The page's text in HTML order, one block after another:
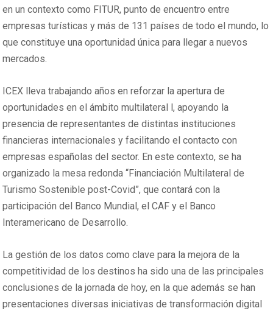
en un contexto como FITUR, punto de encuentro entre
empresas turísticas y más de 131 países de todo el mundo, lo
que constituye una oportunidad única para llegar a nuevos
mercados.
ICEX lleva trabajando años en reforzar la apertura de
oportunidades en el ámbito multilateral l, apoyando la
presencia de representantes de distintas instituciones
financieras internacionales y facilitando el contacto con
empresas españolas del sector. En este contexto, se ha
organizado la mesa redonda “Financiación Multilateral de
Turismo Sostenible post-Covid”, que contará con la
participación del Banco Mundial, el CAF y el Banco
Interamericano de Desarrollo.
La gestión de los datos como clave para la mejora de la
competitividad de los destinos ha sido una de las principales
conclusiones de la jornada de hoy, en la que además se han
presentaciones diversas iniciativas de transformación digital